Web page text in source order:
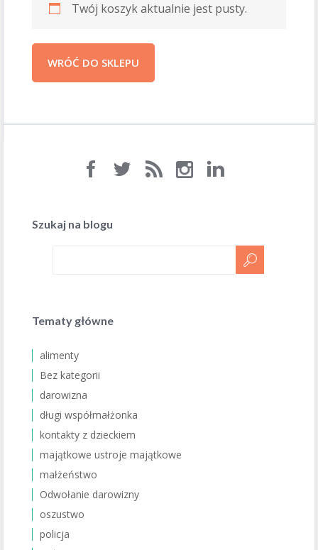
Twój koszyk aktualnie jest pusty.
WRÓĆ DO SKLEPU
Szukaj na blogu
Tematy główne
alimenty
Bez kategorii
darowizna
długi współmałżonka
kontakty z dzieckiem
majątkowe ustroje majątkowe
małżeństwo
Odwołanie darowizny
oszustwo
policja